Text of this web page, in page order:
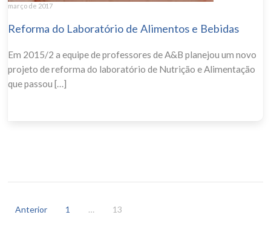
março de 2017
Reforma do Laboratório de Alimentos e Bebidas
Em 2015/2 a equipe de professores de A&B planejou um novo
projeto de reforma do laboratório de Nutrição e Alimentação
que passou […]
de
Anterior 1 … 13